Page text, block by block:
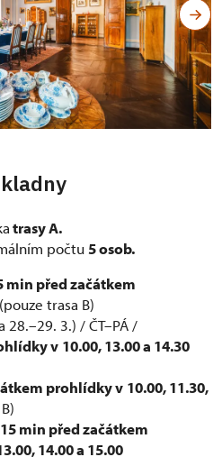
trasy A.
počtu5 osob.
min před začátkem
(pouze trasa B)
28.–29. 3.) / ČT–PÁ /
v 10.00, 13.00 a 14.30
prohlídky v 10.00, 11.30,
15 min před začátkem
14.00 a 15.00